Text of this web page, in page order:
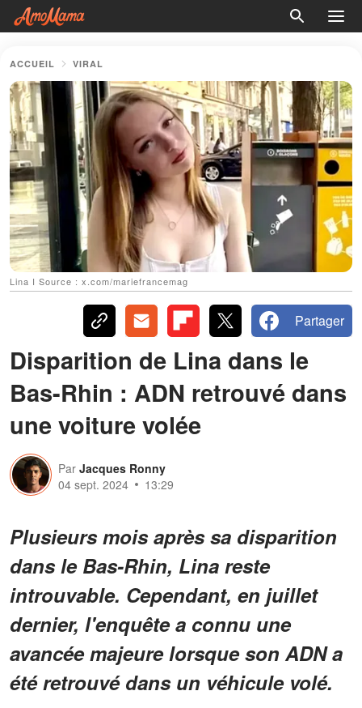
ACCUEIL VIRAL
Lina I Source : x.com/mariefrancemag
Partager
Disparition de Lina dans le
Bas-Rhin : ADN retrouvé dans
une voiture volée
Par Jacques Ronny
04 sept. 2024
13:29
Plusieurs mois après sa disparition
dans le Bas-Rhin, Lina reste
introuvable. Cependant, en juillet
dernier, l'enquête a connu une
avancée majeure lorsque son ADN a
été retrouvé dans un véhicule volé.